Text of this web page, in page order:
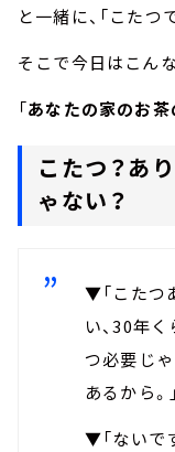
と一緒に、「こたつ
そこで今日はこん
「あなたの家のお茶
こたつ？あ
ゃない？
▼「こたつ
い、30年
つ必要じ
あるから。」
▼「ないで